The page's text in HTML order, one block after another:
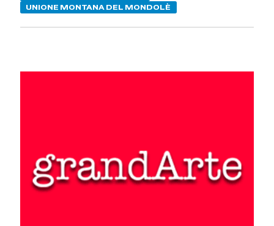
UNIONE MONTANA DEL MONDOLÈ